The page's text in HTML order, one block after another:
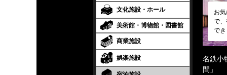
文化施設・ホール
美術館・博物館・図書館
商業施設
娯楽施設
お
で
で
名鉄小
間」